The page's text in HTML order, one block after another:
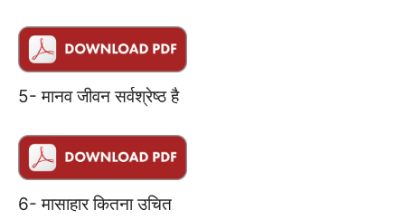
5- मानव जीवन सर्वश्रेष्ठ है
6- मासाहार कितना उचित